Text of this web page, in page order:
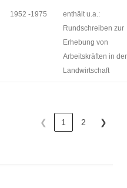
1952 -1975
enthält u.a.:
Rundschreiben zur
Erhebung von
Arbeitskräften in der
Landwirtschaft
❮ 1 2 ❯